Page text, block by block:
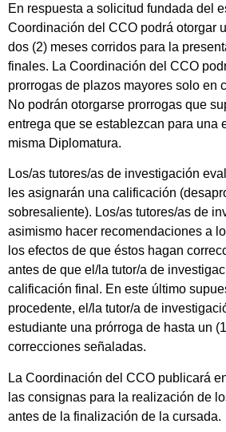
En respuesta a solicitud fundada del
Coordinación del CCO podrá otorgar
dos (2) meses corridos para la
finales. La Coordinación del CCO
prorrogas de plazos mayores solo en
No podrán otorgarse prorrogas que
entrega que se establezcan para una
misma Diplomatura.
Los/as tutores/as de investigación
les asignarán una calificación
sobresaliente). Los/as tutores/as de
asimismo hacer recomendaciones a
los efectos de que éstos hagan
antes de que el/la tutor/a de
calificación final. En este último
procedente, el/la tutor/a de
estudiante una prórroga de hasta un
correcciones señaladas.
La Coordinación del CCO publicará
las consignas para la realización de
antes de la finalización de la cursada.